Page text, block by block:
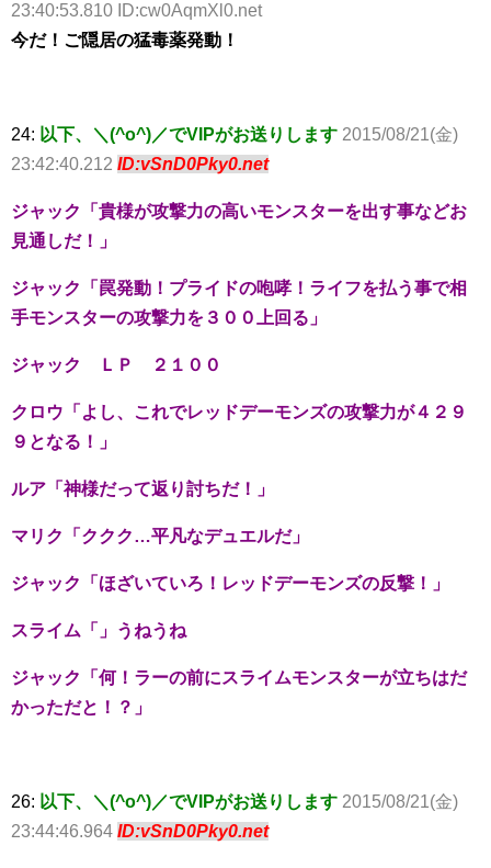
23:40:53.810 ID:cw0AqmXl0.net
今だ！ご隠居の猛毒薬発動！
24: 以下、＼(^o^)／でVIPがお送りします 2015/08/21(金)
23:42:40.212 ID:vSnD0Pky0.net
ジャック「貴様が攻撃力の高いモンスターを出す事などお
見通しだ！」
ジャック「罠発動！プライドの咆哮！ライフを払う事で相
手モンスターの攻撃力を３００上回る」
ジャック ＬＰ ２１００
クロウ「よし、これでレッドデーモンズの攻撃力が４２９
９となる！」
ルア「神様だって返り討ちだ！」
マリク「ククク…平凡なデュエルだ」
ジャック「ほざいていろ！レッドデーモンズの反撃！」
スライム「」うねうね
ジャック「何！ラーの前にスライムモンスターが立ちはだ
かっただと！？」
26: 以下、＼(^o^)／でVIPがお送りします 2015/08/21(金)
23:44:46.964 ID:vSnD0Pky0.net